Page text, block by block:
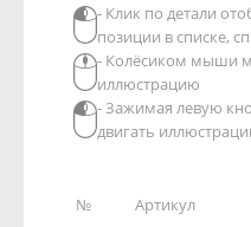
№ Артикул
- Клик по детали
позиции в списке,
- Колёсиком мыши
иллюстрацию
- Зажимая левую
двигать